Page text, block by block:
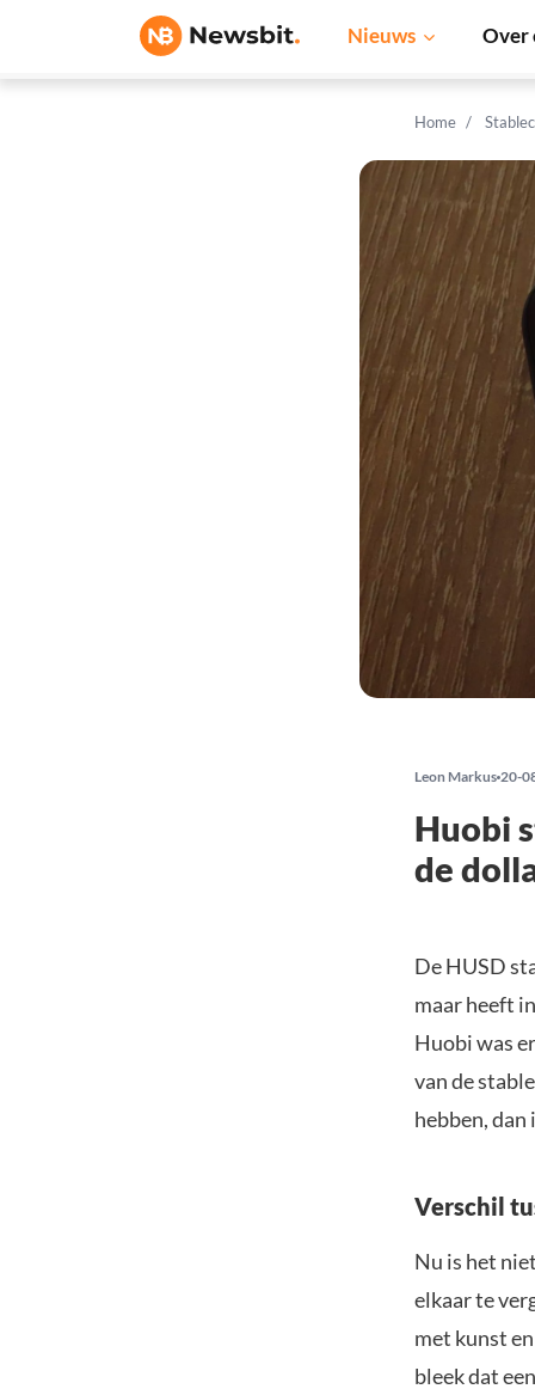
Nieuws Over
Home
Leon Markus 20-
Huobi
de
De HUSD
maar heeft
Huobi was
van de
hebben,
Verschil
Nu is het
elkaar te
met kunst
bleek dat